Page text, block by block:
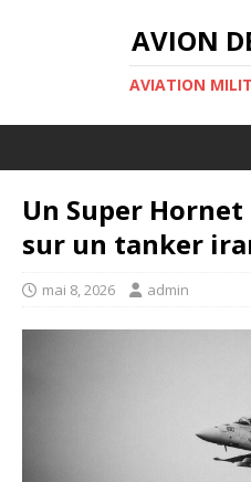
AVION
AVIATION
Un Super
sur un tanker
mai 8, 2026 admin